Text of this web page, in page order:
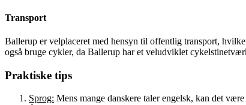
Transport
Ballerup er velplaceret med hensyn til offentlig transport,
også bruge cykler, da Ballerup har et veludviklet
Praktiske tips
Sprog: Mens mange danskere taler engelsk, kan det